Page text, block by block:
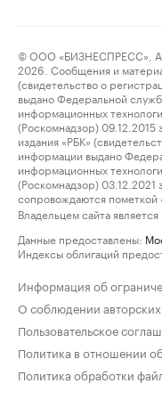
© ООО «БИЗНЕСПРЕСС»,
2026. Сообщения и
(свидетельство о
выдано Федеральной
информационных
(Роскомнадзор)
издания «РБК»
информации выдано
информационных
(Роскомнадзор)
сопровождаются пометкой
Владельцем сайта
Данные предоставлены:
Индексы облигаций
Информация об
О соблюдении
Пользовательское
Политика в отношении
Политика обработки